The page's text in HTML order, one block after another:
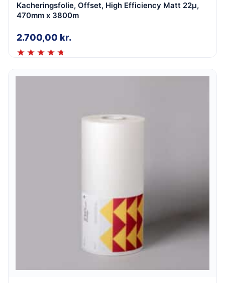
Kacheringsfolie, Offset, High Efficiency Matt 22µ,
470mm x 3800m
2.700,00 kr.